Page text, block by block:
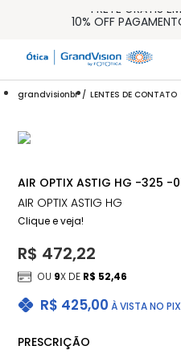
FRETE GRÁTIS
10% OFF
15% OFF NA PRIMEIRA
32% OFF NO
grandvisionbr LENTES DE CONTATO
AIR OPTIX ASTIG HG -325 -
AIR OPTIX ASTIG HG
Clique e veja!
R$ 425,00 À VISTA NO
R$ 472,22
OU 9X DE R$ 52,46
PRESCRIÇÃO